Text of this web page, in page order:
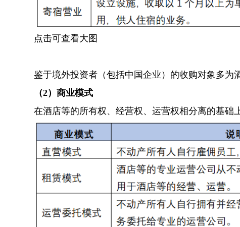
点击可查看大图
鉴于境外投资者（包括中国企业）的收购对象多为
（2）商业模式
在酒店等的所有权、经营权、运营权相分离的基础